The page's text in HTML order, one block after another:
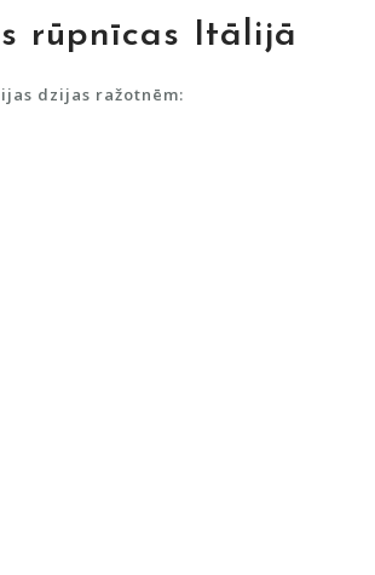
rūpnīcas Itālijā
dzijas ražotnēm: